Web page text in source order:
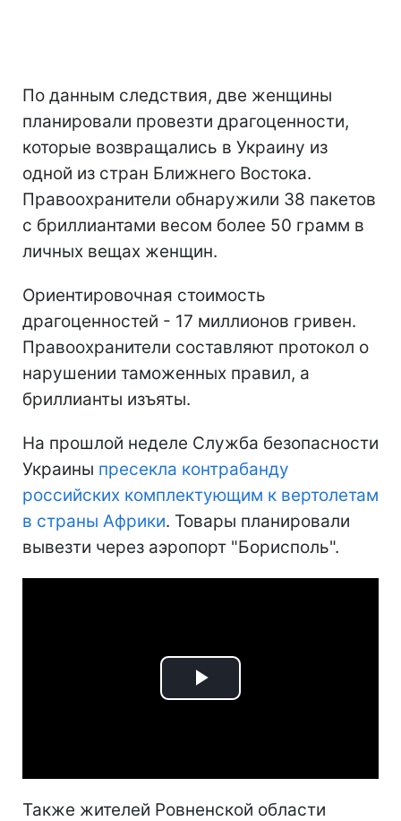
По данным следствия, две женщины
планировали провезти драгоценности,
которые возвращались в Украину из
одной из стран Ближнего Востока.
Правоохранители обнаружили 38 пакетов
с бриллиантами весом более 50 грамм в
личных вещах женщин.
Ориентировочная стоимость
драгоценностей - 17 миллионов гривен.
Правоохранители составляют протокол о
нарушении таможенных правил, а
бриллианты изъяты.
На прошлой неделе Служба безопасности
Украины пресекла контрабанду
российских комплектующим к вертолетам
в страны Африки. Товары планировали
вывезти через аэропорт "Борисполь".
Play
Также жителей Ровненской области